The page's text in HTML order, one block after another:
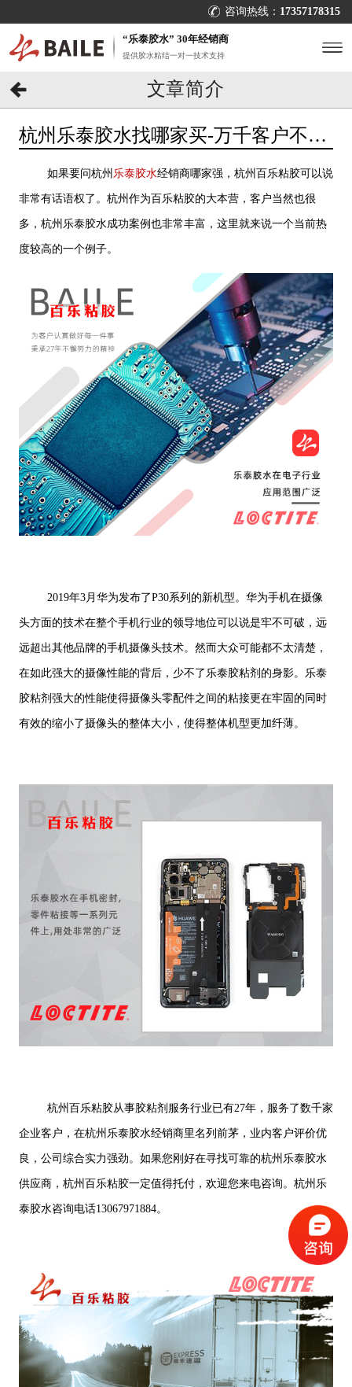
咨询热线： 17357178315
“乐泰胶水” 30年经销商
提供胶水粘结一对一技术支持
文章简介
杭州乐泰胶水找哪家买-万千客户不二
如果要问杭州 乐泰胶水经销商哪家强，杭州百乐粘胶可以说
非常有话语权了。杭州作为百乐粘胶的大本营，客户当然也很
多，杭州乐泰胶水成功案例也非常丰富，这里就来说一个当前热
度较高的一个例子。
2019年3月华为发布了P30系列的新机型。华为手机在摄像
头方面的技术在整个手机行业的领导地位可以说是牢不可破，远
远超出其他品牌的手机摄像头技术。然而大众可能都不太清楚，
在如此强大的摄像性能的背后，少不了乐泰胶粘剂的身影。乐泰
胶粘剂强大的性能使得摄像头零配件之间的粘接更在牢固的同时
有效的缩小了摄像头的整体大小，使得整体机型更加纤薄。
杭州百乐粘胶从事胶粘剂服务行业已有27年，服务了数千家
企业客户，在杭州乐泰胶水经销商里名列前茅，业内客户评价优
良，公司综合实力强劲。如果您刚好在寻找可靠的杭州乐泰胶水
供应商，杭州百乐粘胶一定值得托付，欢迎您来电咨询。杭州乐
泰胶水咨询电话13067971884。